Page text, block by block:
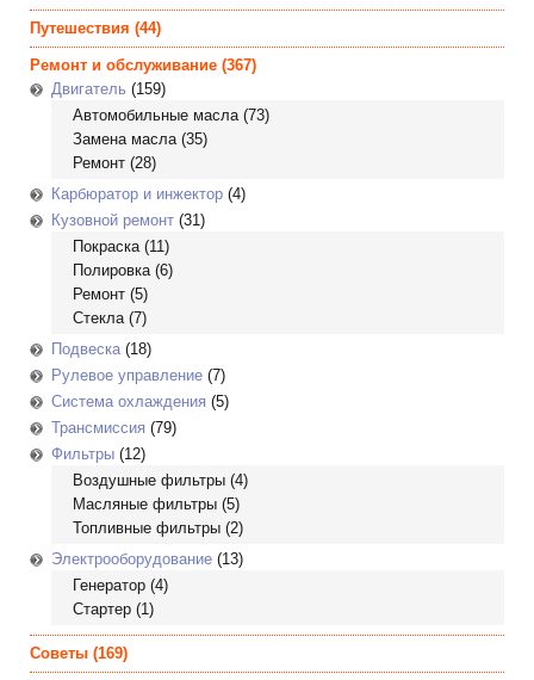
Путешествия (44)
Ремонт и обслуживание (367)
Двигатель (159)
Автомобильные масла(73)
Замена масла(35)
Ремонт (28)
Карбюратор и инжектор (4)
Кузовной ремонт (31)
Покраска(11)
Полировка(6)
Ремонт (5)
Стекла(7)
Подвеска(18)
Рулевое управление (7)
Система охлаждения (5)
Трансмиссия (79)
Фильтры (12)
Воздушные фильтры (4)
Масляные фильтры (5)
Топливные фильтры (2)
Электрооборудование (13)
Генератор (4)
Стартер (1)
Советы (169)